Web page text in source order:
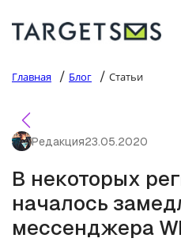
Главная / Блог / Статьи
Редакция23.05.2020
В некоторых
началось
мессенджера